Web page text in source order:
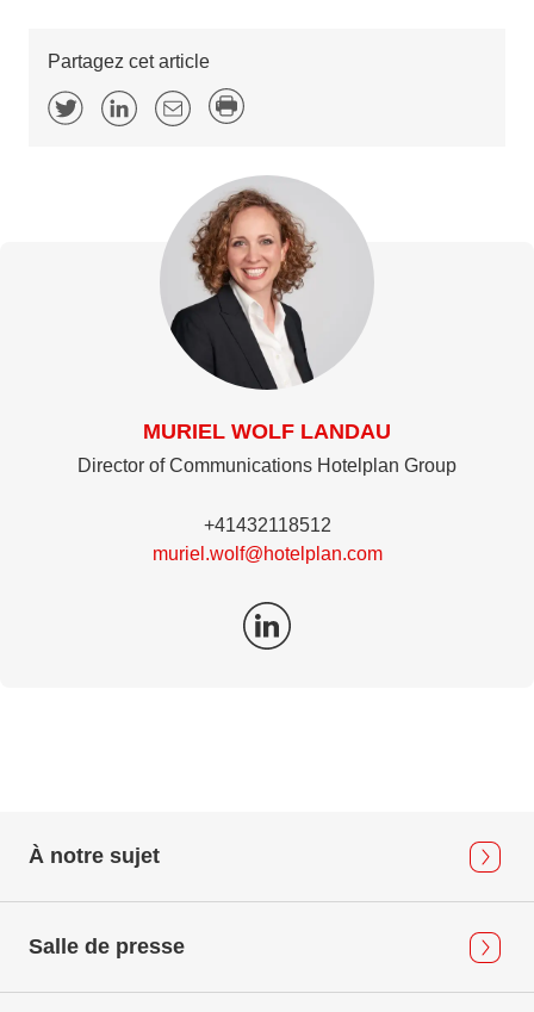
Partagez cet article
MURIEL WOLF LANDAU
Director of Communications Hotelplan Group
+41432118512
muriel.wolf@hotelplan.com
À notre sujet
Salle de presse